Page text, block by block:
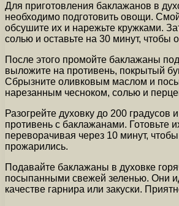
Для приготовления баклажанов в
необходимо подготовить овощи.
обсушите их и нарежьте кружками.
солью и оставьте на 30 минут, чтобы
После этого промойте баклажаны
выложите на противень, покрытый
Сбрызните оливковым маслом и
нарезанным чесноком, солью и
Разогрейте духовку до 200 градусов
противень с баклажанами. Готовьте
переворачивая через 10 минут,
прожарились.
Подавайте баклажаны в духовке
посыпанными свежей зеленью. Они
качестве гарнира или закуски.